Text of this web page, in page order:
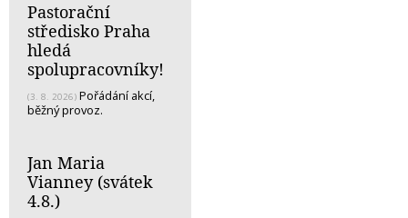
Pastorační
středisko Praha
hledá
spolupracovníky!
(3. 8. 2026) Pořádání akcí,
běžný provoz.
Jan Maria
Vianney (svátek
4.8.)